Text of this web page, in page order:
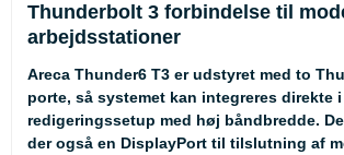
Thunderbolt 3 forbindelse til
arbejdsstationer
Areca Thunder6 T3 er udstyret med to
porte, så systemet kan integreres direkte
redigeringssetup med høj båndbredde.
der også en DisplayPort til tilslutning af